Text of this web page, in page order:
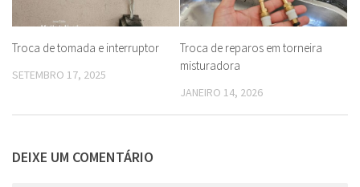
Troca de tomada e interruptor
SETEMBRO 17, 2025
Troca de reparos em torneira
misturadora
JANEIRO 14, 2026
DEIXE UM COMENTÁRIO